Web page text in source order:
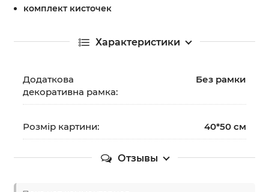
комплект кисточек
Характеристики
Додаткова
декоративна рамка:
Без рамки
Розмір картини: 40*50 см
Отзывы